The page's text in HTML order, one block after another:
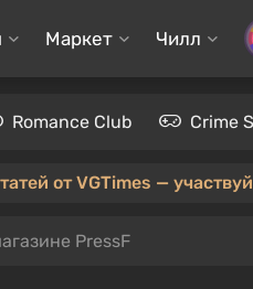
Маркет Чилл
Romance Club Crime
от VGTimes —
PressF